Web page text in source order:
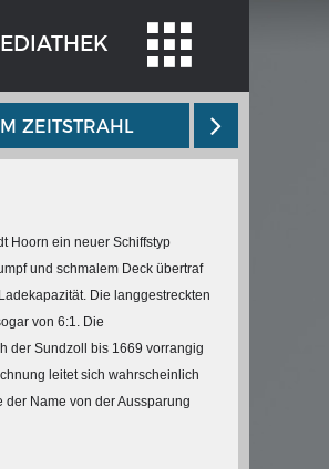
V.
ZEITSTRAHL
Hoorn ein neuer Schiffstyp
und schmalem Deck übertraf
Die langgestreckten
von 6:1. Die
der Sundzoll bis 1669 vorrangig
leitet sich wahrscheinlich
Name von der Aussparung